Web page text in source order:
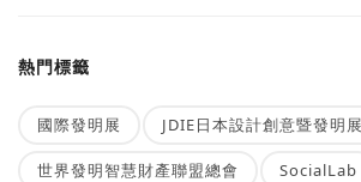
熱門標籤
國際發明展 JDIE日本設計創意暨發明展
世界發明智慧財產聯盟總會 SocialLab